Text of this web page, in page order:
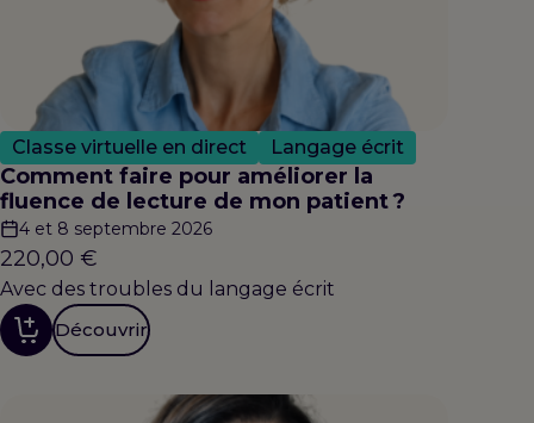
Classe virtuelle en direct Langage écrit
Comment faire pour améliorer la
fluence de lecture de mon patient ?
4 et 8 septembre 2026
220,00 €
Avec des troubles du langage écrit
Découvrir